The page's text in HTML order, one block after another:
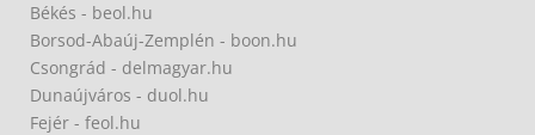
Békés - beol.hu
Borsod-Abaúj-Zemplén - boon.hu
Csongrád - delmagyar.hu
Dunaújváros - duol.hu
Fejér - feol.hu